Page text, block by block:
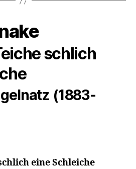
schlich
(1883-
eine Schleiche